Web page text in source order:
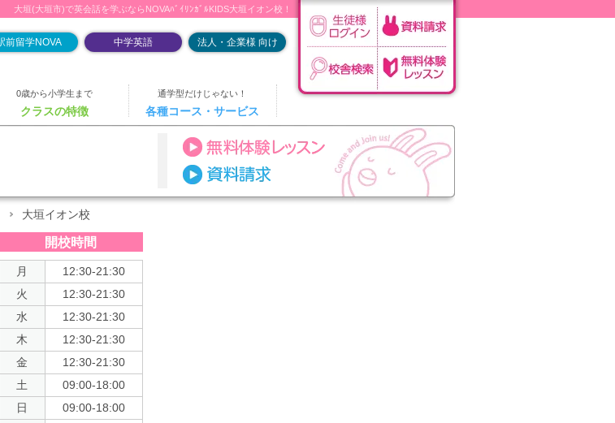
大垣(大垣市)で英会話を学ぶならNOVAﾊﾞｲﾘﾝｶﾞﾙKIDS大垣イオン校！
前留学NOVA 中学英語 法人・企業様 向け
0歳から小学生まで
クラスの特徴
通学型だけじゃない！
各種コース・サービス
大垣イオン校
開校時間
月
12:30-21:30
火
12:30-21:30
水
12:30-21:30
木
12:30-21:30
金
12:30-21:30
土
09:00-18:00
日
09:00-18:00